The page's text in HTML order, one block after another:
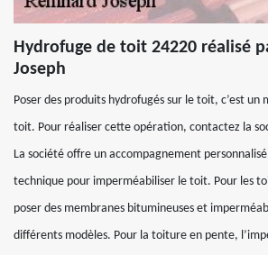
Hydrofuge de toit 24220 réalisé
Joseph
Poser des produits hydrofugés sur le toit, c’est un
toit. Pour réaliser cette opération, contactez la
La société offre un accompagnement
technique pour imperméabiliser le toit. Pour les
poser des membranes bitumineuses et
différents modèles. Pour la toiture en pente,